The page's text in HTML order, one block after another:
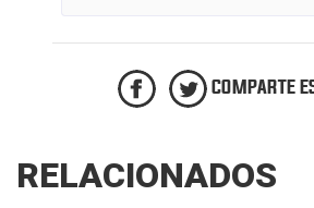
COMPARTE
RELACIONADOS